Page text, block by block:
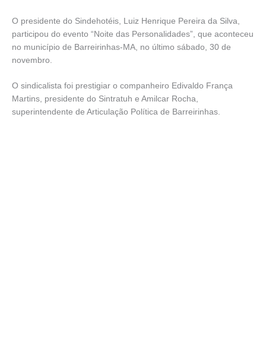
O presidente do Sindehotéis, Luiz Henrique Pereira da Silva,
participou do evento “Noite das Personalidades”, que aconteceu
no município de Barreirinhas-MA, no último sábado, 30 de
novembro.
O sindicalista foi prestigiar o companheiro Edivaldo França
Martins, presidente do Sintratuh e Amilcar Rocha,
superintendente de Articulação Política de Barreirinhas.